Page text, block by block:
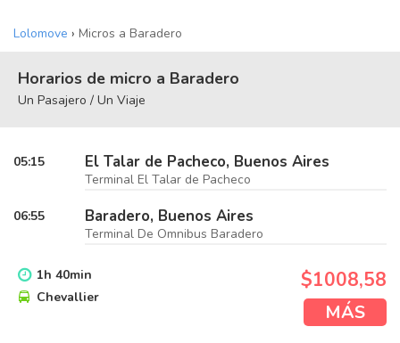
Lolomove › Micros a Baradero
Horarios de micro a Baradero
Un Pasajero / Un Viaje
05:15 El Talar de Pacheco, Buenos Aires
Terminal El Talar de Pacheco
06:55 Baradero, Buenos Aires
Terminal De Omnibus Baradero
1h 40min
Chevallier
$1008,58
MÁS